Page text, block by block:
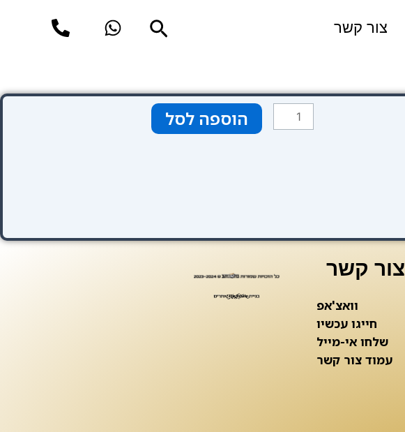
צור קשר חיפוש
כמות
של
הוספה לסל
צור קשר
וואצ'אפ
חייגו עכשיו
שלחו אי-מייל
עמוד צור קשר